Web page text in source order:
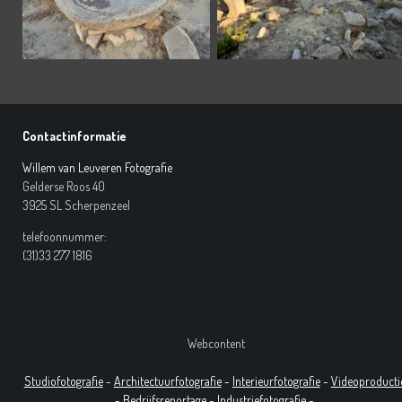
Contactinformatie
Willem van Leuveren Fotografie
Gelderse Roos 40
3925 SL Scherpenzeel
telefoonnummer:
(31)33 277 1816
Webcontent
Studiofotografie- Architectuurfotografie- Interieurfotografie-